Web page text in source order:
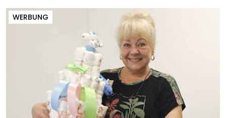
WERBUNG